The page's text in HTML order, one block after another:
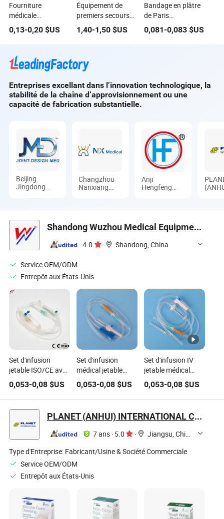
Fourniture
médicale
approuvée CE
bande élastique
simple
0,13-0,20 $US
Équipement de
premiers secours
en gros bandage de
traumatisme de
compression
vert bandage
israélien
1,40-1,50$US
Bandage en plâtre
de Paris
orthopédique
médical jetable
0,081-0,083$US
Entreprises excellant dans l’innovation technologique, la
stabilité de la chaîne d’approvisionnement ou une
capacité de fabrication substantielle.
Beijing
Jingdong
Changzhou
Nanxiang
Ltd
Anji
Hengfeng
Ltd.
Shandong Wuzhou Medical Equipment Co., LTD
4.0 · Shandong, China
Service OEM/ODM
Entrepôt aux États-Unis
Set d'infusion
jetable ISO/CE avec
aiguille 20drops/Ml
0,053-0,08 $US
Set d'infusion
médical jetable
avec embout Luer
ou verrou Luer
0,053-0,08$US
Set d'infusion IV
jetable médical
20drops
0,053-0,08$US
PLANET (ANHUI) INTERNATIONAL CO., LTD.
7 ans · 5.0 ·
Jiangsu, China
Type d'Entreprise: Fabricant/Usine & Société Commerciale
Service OEM/ODM
Entrepôt aux États-Unis